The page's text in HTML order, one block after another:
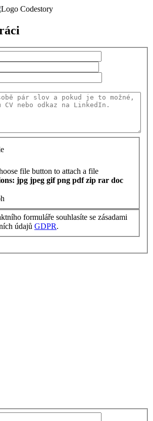
file button to attach a file
jpg jpeg gif png pdf zip rar doc
formuláře souhlasíte se zásadami
údajů GDPR.